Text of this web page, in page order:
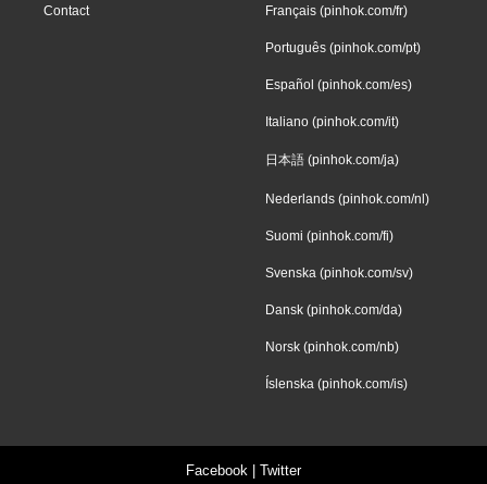
Contact Français (pinhok.com/fr)
Português (pinhok.com/pt)
Español (pinhok.com/es)
Italiano (pinhok.com/it)
日本語 (pinhok.com/ja)
Nederlands (pinhok.com/nl)
Suomi (pinhok.com/fi)
Svenska (pinhok.com/sv)
Dansk (pinhok.com/da)
Norsk (pinhok.com/nb)
Íslenska (pinhok.com/is)
Facebook Twitter